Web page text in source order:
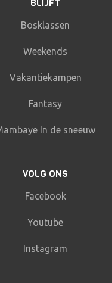
BLIJFT
Bosklassen
Weekends
Vakantiekampen
Fantasy
In de sneeuw
VOLG ONS
Facebook
Youtube
Instagram